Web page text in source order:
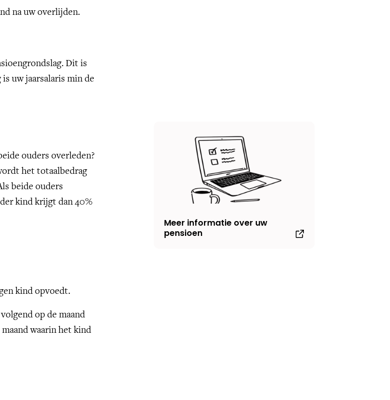
na uw overlijden.
Dit is
uw jaarsalaris min de
ouders overleden?
het totaalbedrag
beide ouders
kind krijgt dan 40%
kind opvoedt.
op de maand
waarin het kind
Meer informatie over uw
pensioen